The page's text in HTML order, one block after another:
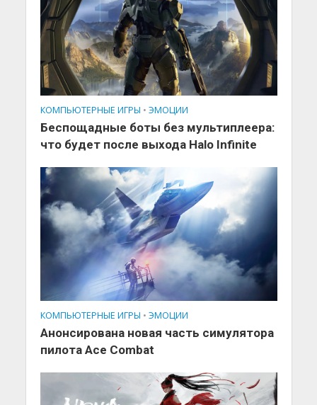
КОМПЬЮТЕРНЫЕ ИГРЫ • ЭМОЦИИ
Беспощадные боты без мультиплеера:
что будет после выхода Halo Infinite
КОМПЬЮТЕРНЫЕ ИГРЫ • ЭМОЦИИ
Анонсирована новая часть симулятора
пилота Ace Combat